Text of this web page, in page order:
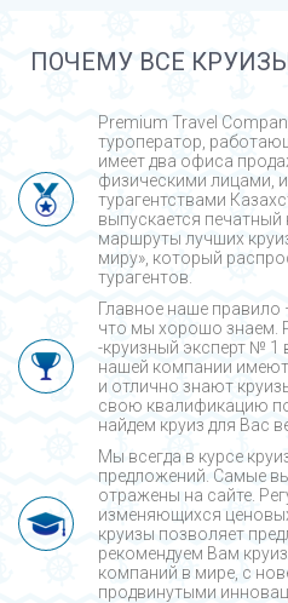
ПОЧЕМУ ВСЕ
Premium Travel
туроператор,
имеет два офиса
физическими лицами,
турагентствами
выпускается печатный
маршруты лучших
миру», который
турагентов.
Главное наше правило
что мы хорошо знаем.
-круизный эксперт № 1
нашей компании
и отлично знают
свою квалификацию
найдем круиз для Вас
Мы всегда в курсе
предложений. Самые
отражены на сайте.
изменяющихся
круизы позволяет
рекомендуем Вам
компаний в мире, с
продвинутыми